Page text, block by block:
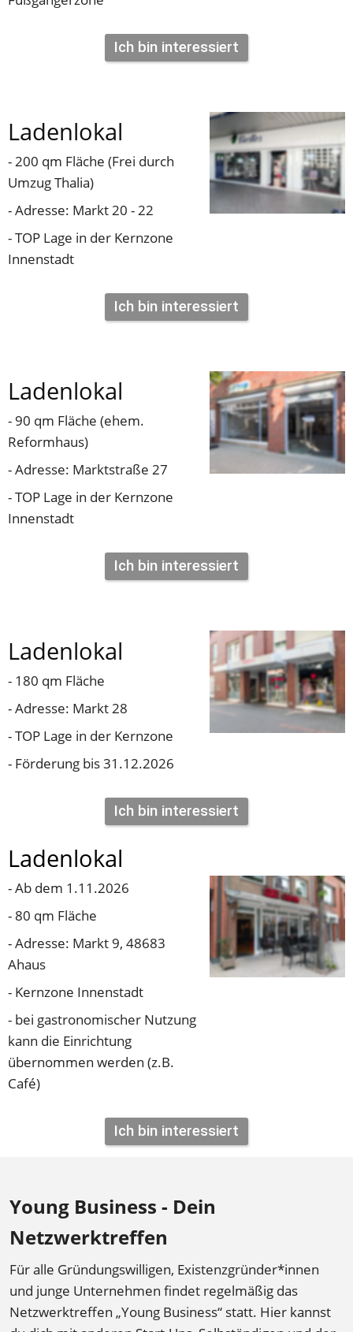
Ich bin interessiert
Ladenlokal
- 200 qm Fläche (Frei durch
Umzug Thalia)
- Adresse: Markt 20 - 22
- TOP Lage in der Kernzone
Innenstadt
Ich bin interessiert
Ladenlokal
- 90 qm Fläche (ehem.
Reformhaus)
- Adresse: Marktstraße 27
- TOP Lage in der Kernzone
Innenstadt
Ich bin interessiert
Ladenlokal
- 180 qm Fläche
- Adresse: Markt 28
- TOP Lage in der Kernzone
- Förderung bis 31.12.2026
Ich bin interessiert
Ladenlokal
- Ab dem 1.11.2026
- 80 qm Fläche
- Adresse: Markt 9, 48683
Ahaus
- Kernzone Innenstadt
- bei gastronomischer Nutzung
kann die Einrichtung
übernommen werden (z.B.
Café)
Ich bin interessiert
Young Business - Dein
Netzwerktreffen
Für alle Gründungswilligen, Existenzgründer*innen
und junge Unternehmen findet regelmäßig das
Netzwerktreffen „Young Business“ statt. Hier kannst